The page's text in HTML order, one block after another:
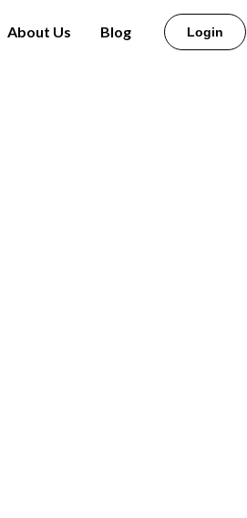
About Us Blog Login